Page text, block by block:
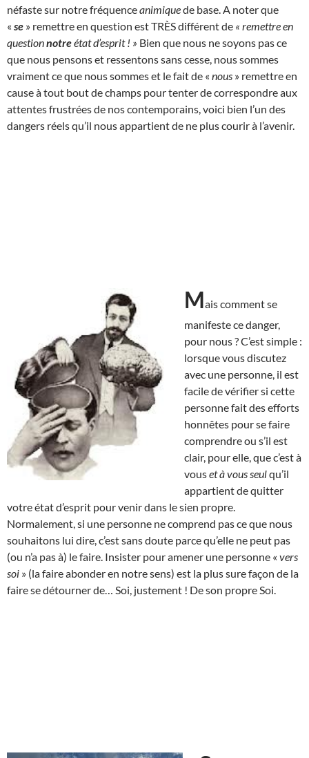
néfaste sur notre fréquenceanimiquede base. A noter que
« se » remettre en question est TRÈS différent de « remettre en
questionnotreétat d’esprit ! » Bien que nous ne soyons pas ce
que nous pensons et ressentons sans cesse, nous sommes
vraiment ce que nous sommes et le fait de « nous » remettre en
cause à tout bout de champs pour tenter de correspondre aux
attentes frustrées de nos contemporains, voici bien l’un des
dangers réels qu’il nous appartient de ne plus courir à l’avenir.
Mais comment se
manifeste ce danger,
pour nous ? C’est simple :
lorsque vous discutez
avec une personne, il est
facile de vérifier si cette
personne fait des efforts
honnêtes pour se faire
comprendre ou s’il est
clair, pour elle, que c’est à
vouset à vous seulqu’il
appartient de quitter
votre état d’esprit pour venir dans le sien propre.
Normalement, si une personne ne comprend pas ce que nous
souhaitons lui dire, c’est sans doute parce qu’elle ne peut pas
(ou n’a pas à) le faire. Insister pour amener une personne « vers
soi » (la faire abonder en notre sens) est la plus sure façon de la
faire se détourner de… Soi, justement ! De son propre Soi.